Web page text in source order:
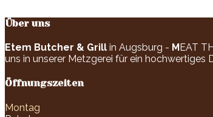
Über uns
Etem Butcher & Grill in Augsburg - MEAT
uns in unserer Metzgerei für ein hochwertiges
Öffnungszeiten
Montag